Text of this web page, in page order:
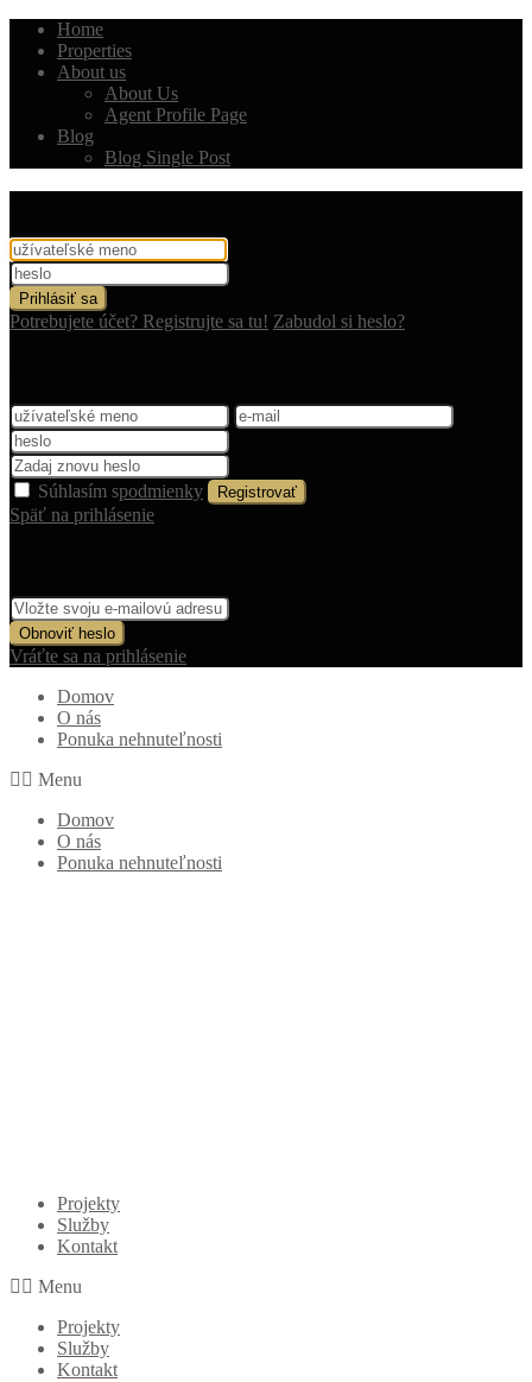
Home
Properties
About us
About Us
Agent Profile Page
Blog
Blog Single Post
Prihlásiť sa
Potrebujete účet? Registrujte sa tu! Zabudol si heslo?
Súhlasím spodmienky Registrovať
Späť na prihlásenie
Obnoviť heslo
Vráťte sa na prihlásenie
Domov
O nás
Ponuka nehnuteľnosti
Menu
Domov
O nás
Ponuka nehnuteľnosti
Projekty
Služby
Kontakt
Menu
Projekty
Služby
Kontakt